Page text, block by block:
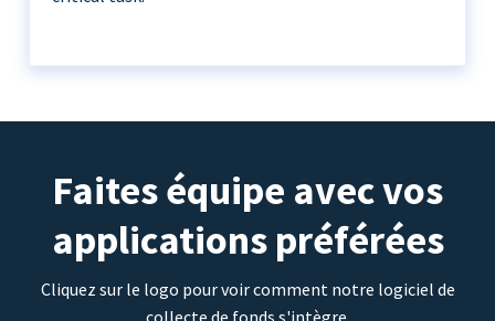
Faites équipe avec vos
applications préférées
Cliquez sur le logo pour voir comment notre logiciel de
collecte de fonds s'intègre.